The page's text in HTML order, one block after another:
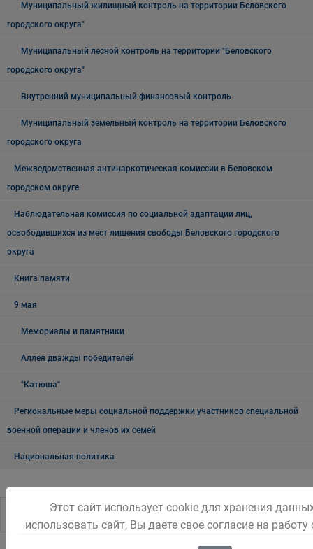
Муниципальный жилищный контроль на территории Беловского
городского округа"
Муниципальный лесной контроль на территории "Беловского
городского округа"
Внутренний муниципальный финансовый контроль
Муниципальный земельный контроль на территории Беловского
городского округа
Межведомственная антинаркотическая комиссии в Беловском
городском округе
Наблюдательная комиссия по социальной адаптации лиц,
освободившихся из мест лишения свободы Беловского городского
округа
Книга памяти
9 мая
Мемориалы и памятники
Аллея дважды победителей
"Катюша"
Региональные меры социальной поддержки участников специальной
военной операции и членов их семей
Национальная политика
Этот сайт использует cookie для хранения
использовать сайт, Вы даете свое согласие на